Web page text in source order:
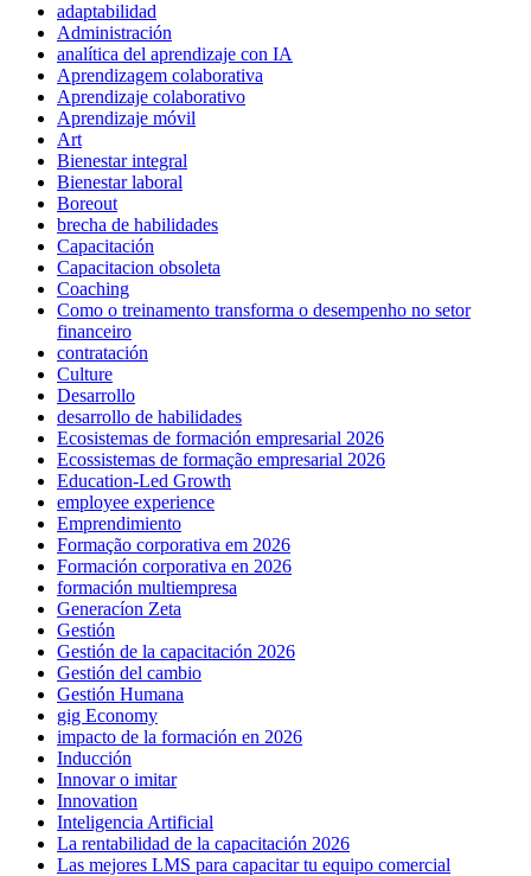
adaptabilidad
Administración
analítica del aprendizaje con IA
Aprendizagem colaborativa
Aprendizaje colaborativo
Aprendizaje móvil
Art
Bienestar integral
Bienestar laboral
Boreout
brecha de habilidades
Capacitación
Capacitacion obsoleta
Coaching
Como o treinamento transforma o desempenho no setor
financeiro
contratación
Culture
Desarrollo
desarrollo de habilidades
Ecosistemas de formación empresarial 2026
Ecossistemas de formação empresarial 2026
Education-Led Growth
employee experience
Emprendimiento
Formação corporativa em 2026
Formación corporativa en 2026
formación multiempresa
Generacíon Zeta
Gestión
Gestión de la capacitación 2026
Gestión del cambio
Gestión Humana
gig Economy
impacto de la formación en 2026
Inducción
Innovar o imitar
Innovation
Inteligencia Artificial
La rentabilidad de la capacitación 2026
Las mejores LMS para capacitar tu equipo comercial